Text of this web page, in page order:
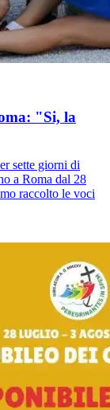
"Si, la
sette giorni di
a Roma dal 28
raccolto le voci